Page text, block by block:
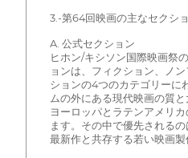
3.-第64回映画の主なセクシ
A. 公式セクション
ヒホン/キシソン国際映画祭
ョンは、フィクション、ノ
ションの4つのカテゴリーに
ムの外にある現代映画の質
ヨーロッパとラテンアメリ
ます。その中で優先される
最新作と共存する若い映画製